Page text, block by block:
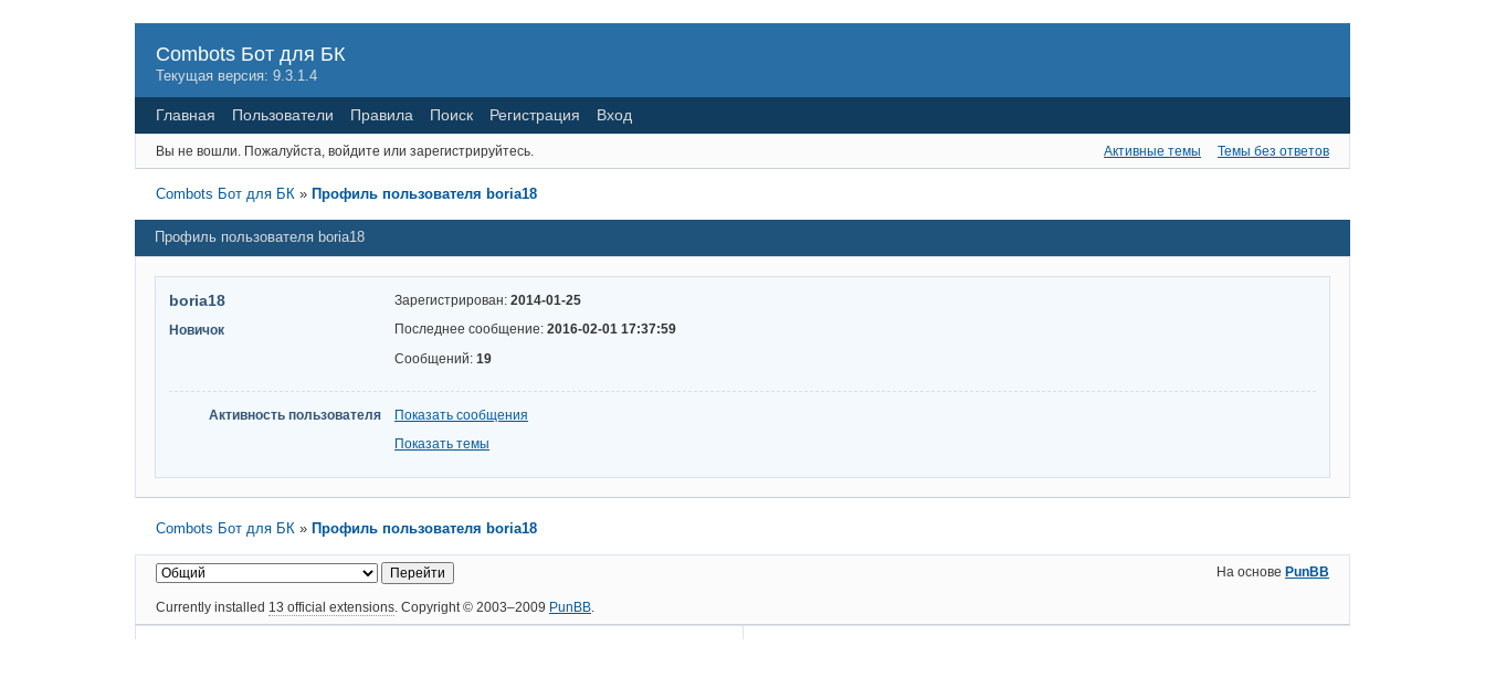
Combots Бот для БК
Текущая версия: 9.3.1.4
Главная Пользователи Правила Поиск Регистрация Вход
Вы не вошли. Пожалуйста, войдите или зарегистрируйтесь. Активные темы Темы без ответов
Combots Бот для БК » Профиль пользователя boria18
Профиль пользователя boria18
boria18
Новичок
Зарегистрирован: 2014-01-25
Последнее сообщение: 2016-02-01 17:37:59
Сообщений: 19
Активность пользователя
Показать сообщения
Показать темы
Combots Бот для БК » Профиль пользователя boria18
На основе PunBB
Currently installed 13 official extensions. Copyright © 2003–2009 PunBB.